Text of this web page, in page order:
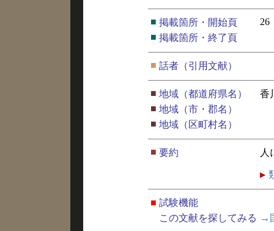
■ 掲載箇所・開始頁
26
■ 掲載箇所・終了頁
■ 話者（引用文献）
■ 地域（都道府県名）
香
■ 地域（市・郡名）
■ 地域（区町村名）
■ 要約 人
■ 試験機能
この文献を探してみる →